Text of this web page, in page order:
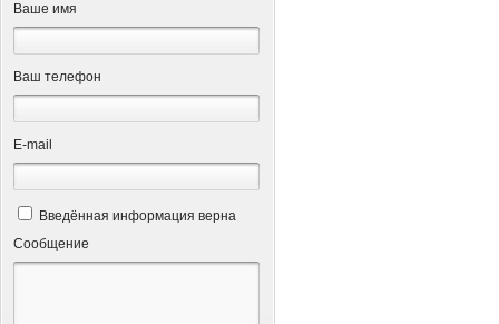
Ваше имя
Ваш телефон
Е-mail
Введённая информация верна
Сообщение